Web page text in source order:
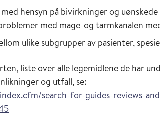
hensyn på bivirkninger og uønskede
med mage-og tarmkanalen
ulike subgrupper av pasienter,
liste over alle legemidlene de har
og utfall, se:
search-for-guides-reviews-